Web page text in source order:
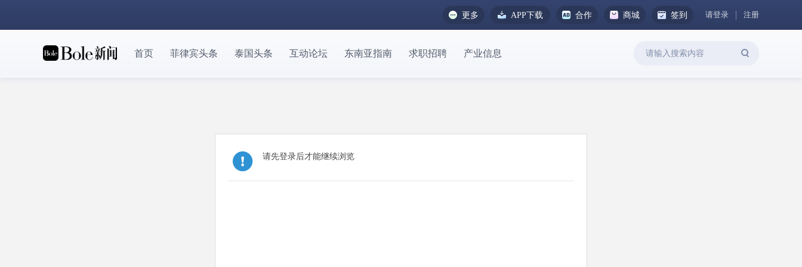
更多 APP下载 合作 商城 签到 请登录 注册
首页 菲律宾头条 泰国头条 互动论坛 东南亚指南 求职招聘 产业信息
请先登录后才能继续浏览